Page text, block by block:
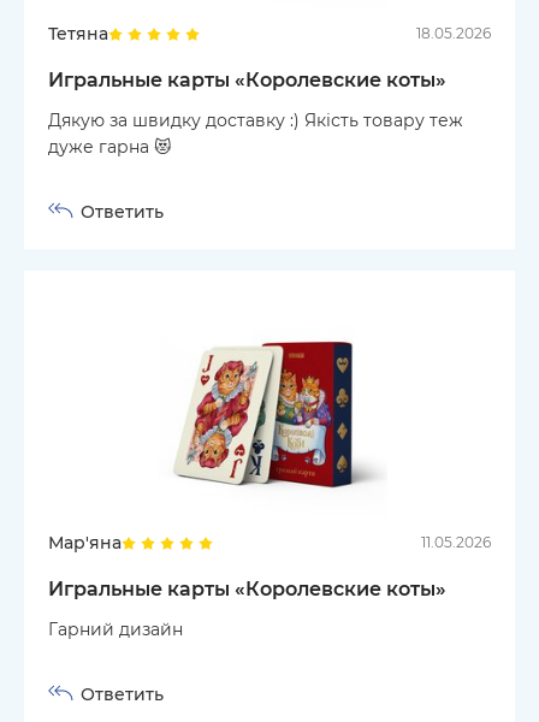
Тетяна 18.05.2026
Игральные карты «Королевские коты»
Дякую за швидку доставку :) Якість товару теж
дуже гарна 😻
Ответить
Мар'яна 11.05.2026
Игральные карты «Королевские коты»
Гарний дизайн
Ответить